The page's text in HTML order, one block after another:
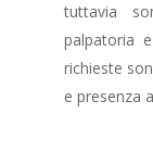
tuttavia
palpatoria
richieste
e presenza